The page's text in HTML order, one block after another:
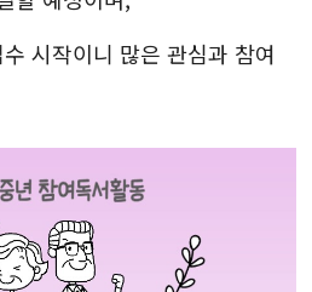
시작이니 많은 관심과 참여